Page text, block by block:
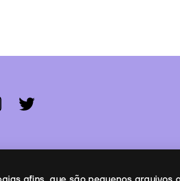
twitter